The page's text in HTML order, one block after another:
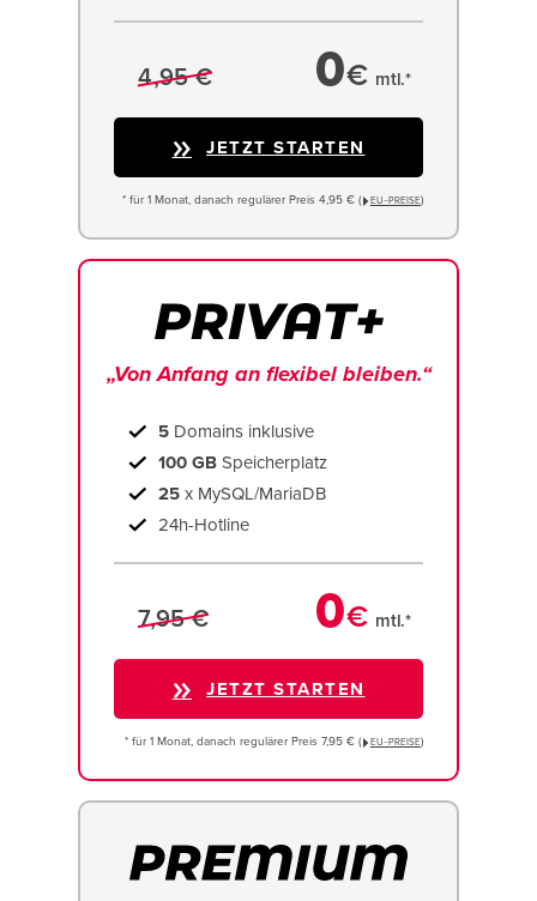
4,95 € 0€ mtl.*
JETZT STARTEN
* für 1 Monat, danach regulärer Preis 4,95 € ( EU−PREISE)
„Von Anfang an flexibel bleiben.“
5 Domains inklusive
100 GB Speicherplatz
25 x MySQL/MariaDB
24h-Hotline
7,95 € 0€ mtl.*
JETZT STARTEN
* für 1 Monat, danach regulärer Preis 7,95 € ( EU−PREISE)